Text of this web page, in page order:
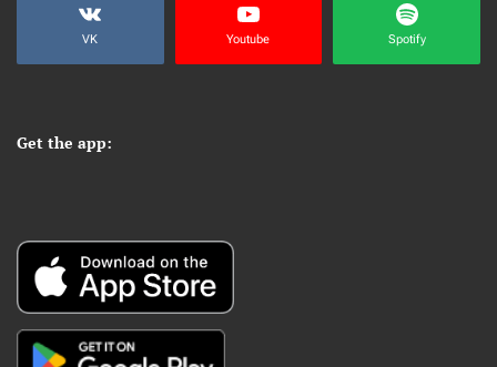
VK Youtube Spotify
Get the app: